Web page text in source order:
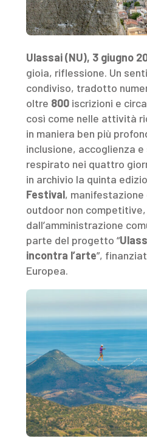
Ulassai (NU), 3 giugno
gioia, riflessione. Un
condiviso, tradotto
oltre 800iscrizioni e circa
così come nelle attività
in maniera ben più
inclusione, accoglienza
respirato nei quattro
in archivio la quinta
Festival,
outdoor non
dall’amministrazione
parte del progetto “
incontra l’arte”,
Europea.